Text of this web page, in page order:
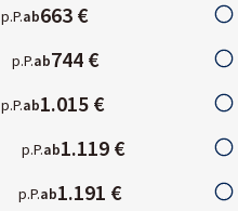
p.P.ab663 €
p.P.ab744 €
p.P.ab1.015 €
p.P.ab1.119 €
p.P.ab1.191 €